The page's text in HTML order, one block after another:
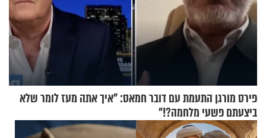
פירס מורגן התעמת עם דובר חמאס: "איך אתה מעז לומר שלא
ביצעתם פשעי מלחמה?!"